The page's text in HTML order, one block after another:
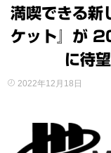
満喫できる新
ケット』が
に待
2022年12月18日